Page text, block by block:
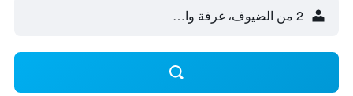
2 من الضيوف، غرفة واحدة